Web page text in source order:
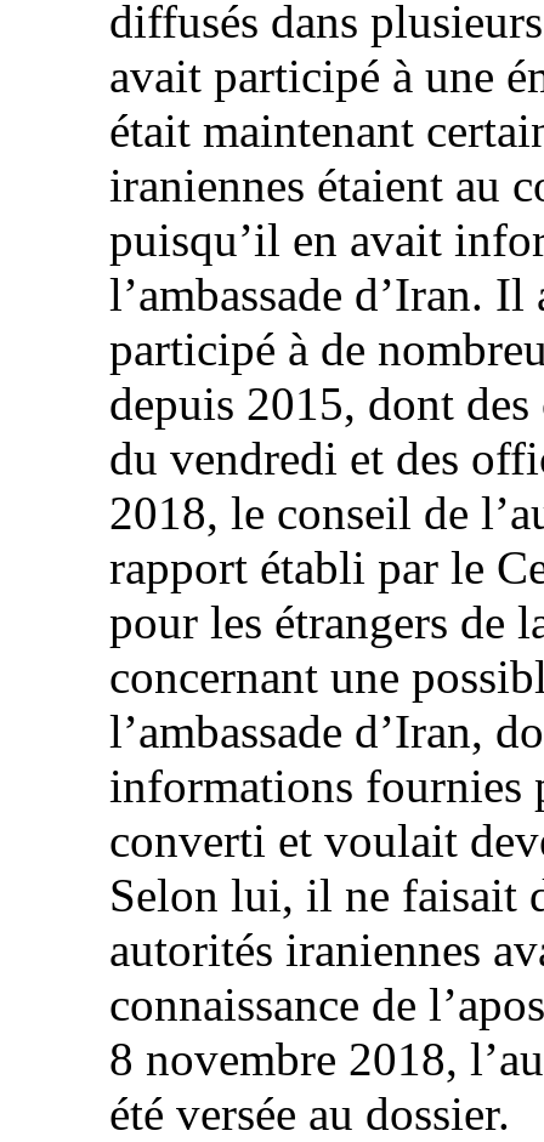
diffusés dans
avait participé à une
était maintenant
iraniennes étaient au
puisqu’il en avait
l’ambassade d’Iran.
participé à de
depuis 2015, dont
du vendredi et des
2018, le conseil de
rapport établi par le
pour les étrangers de
concernant une
l’ambassade d’Iran,
informations fournies
converti et voulait
Selon lui, il ne faisait
autorités iraniennes
connaissance de
8 novembre 2018,
été versée au dossier.